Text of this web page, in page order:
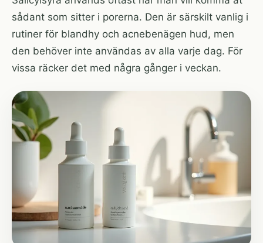
sådant som sitter i porerna. Den är särskilt vanlig i
rutiner för blandhy och acnebenägen hud, men
den behöver inte användas av alla varje dag. För
vissa räcker det med några gånger i veckan.